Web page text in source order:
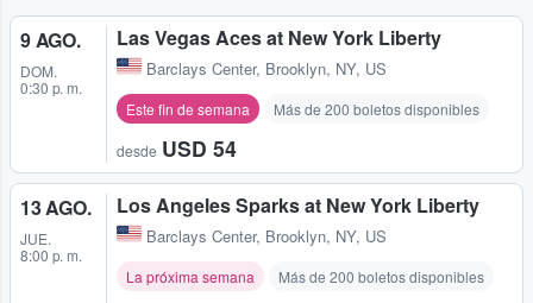
9 AGO.
DOM.
0:30 p. m.
Las Vegas Aces at New York Liberty
Barclays Center, Brooklyn, NY, US
Este fin de semana Más de 200 boletos disponibles
desde USD 54
13 AGO.
JUE.
8:00 p. m.
Los Angeles Sparks at New York Liberty
Barclays Center, Brooklyn, NY, US
La próxima semana Más de 200 boletos disponibles